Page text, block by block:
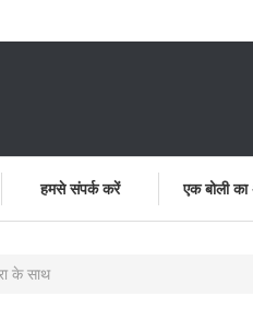
हमसे संपर्क करें एक बोली
के साथ